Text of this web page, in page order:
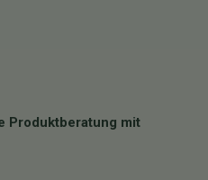
Produktberatung mit